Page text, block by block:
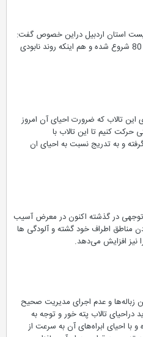
استان اردبیل دراین خصوص گفت:
مرگ تدریجی تالاب پته خور از سال 80 شروع شده و هم اینکه روند نابودی
تالاب که ضرورت احیای آن امروز
کنیم تا این تالاب با
و به تدریج نسبت به احیای ان
در گذشته اکنون در معرض آسیب‌
اطراف خود گشته و آلودگی ها
افزایش می‌دهد.
زباله‌ها و عدم اجرای مدیریت صحیح
تالاب پته خور و توجه به
احیای ابراه‌های آن به سرعت از